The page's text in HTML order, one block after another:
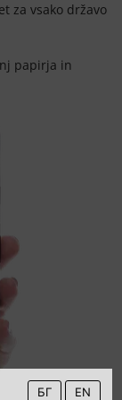
БГ EN
za vsako državo
papirja in